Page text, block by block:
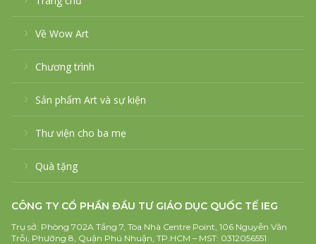
Về Wow Art
Chương trình
Sản phẩm Art và sự kiện
Thư viện cho ba mẹ
Quà tặng
CÔNG TY CỔ PHẦN ĐẦU TƯ GIÁO DỤC QUỐC TẾ IEG
Trụ sở: Phòng 702A Tầng 7, Tòa Nhà Centre Point, 106 Nguyễn Văn
Trỗi, Phường 8, Quận Phú Nhuận, TP.HCM – MST: 0312056551